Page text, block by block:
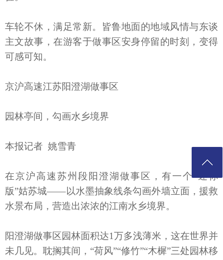
车轮不休，满足常新。皆鲁地面的地域风情与东谈
主文故事，在游客于做事区安身停留的时刻，变得
可感可知。
京沪高速江苏阳澄湖做事区
园林亭间，勾画水乡境界
本报记者 姚雪青
在京沪高速苏州段阳澄湖做事区，有一个“迷你
版”姑苏城——以水墨抽象线条勾画外墙立面，援救
水景布局，营造出浓浓的江南水乡境界。
阳澄湖做事区园林面积达1万多浅薄米，这在世界并
未几见。耽搁其间，“荷风”“修竹”“木樨”三处园林移